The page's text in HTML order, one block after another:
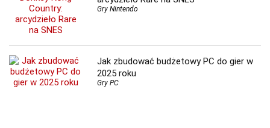
Gry Nintendo
Jak zbudować budżetowy PC do gier w
2025 roku
Gry PC